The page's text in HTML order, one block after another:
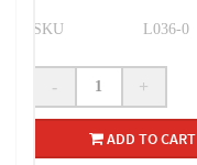
SKU L036-0
- +
ADD TO CART